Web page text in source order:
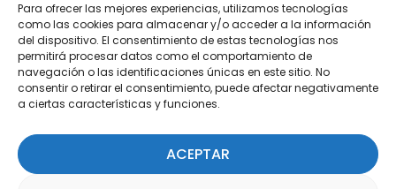
Para ofrecer las mejores experiencias, utilizamos tecnologías
como las cookies para almacenar y/o acceder a la información
del dispositivo. El consentimiento de estas tecnologías nos
permitirá procesar datos como el comportamiento de
navegación o las identificaciones únicas en este sitio. No
consentir o retirar el consentimiento, puede afectar negativamente
a ciertas características y funciones.
ACEPTAR
Subscribe to our Newsletter
SUBSCRIBE HERE